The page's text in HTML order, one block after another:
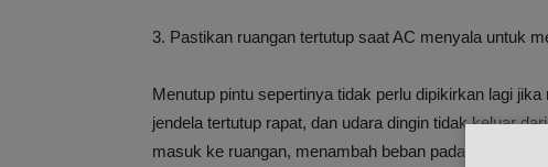
3. Pastikan ruangan tertutup saat AC menyala untuk
Menutup pintu sepertinya tidak perlu dipikirkan lagi
jendela tertutup rapat, dan udara dingin tidak keluar
masuk ke ruangan, menambah beban pada AC.